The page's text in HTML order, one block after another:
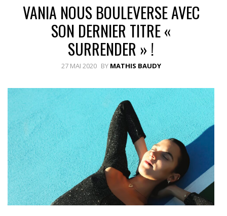
VANIA NOUS BOULEVERSE AVEC
SON DERNIER TITRE «
SURRENDER » !
27 MAI 2020 BY MATHIS BAUDY